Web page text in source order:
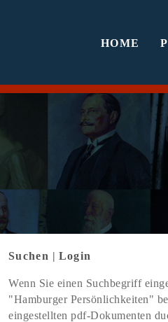
HOME
Suchen | Login
Wenn Sie einen Suchbegriff
"Hamburger Persönlichkeiten"
eingestellten pdf-Dokumenten